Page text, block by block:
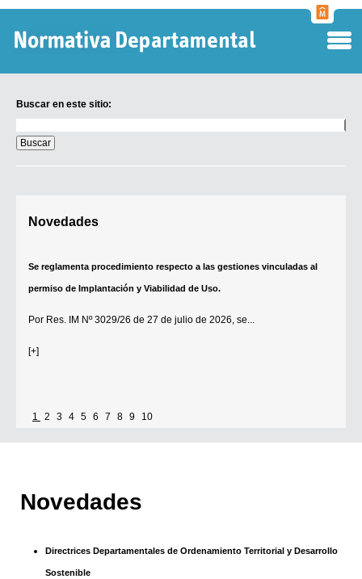
Buscar en este sitio:
en
este
sitio:
Novedades
Se reglamenta procedimiento respecto a las gestiones vinculadas al
permiso de Implantación y Viabilidad de Uso.
Por Res. IM Nº 3029/26 de 27 de julio de 2026, se...
[+]
1 2 3 4 5 6 7 8 9 10
Novedades
Directrices Departamentales de Ordenamiento Territorial y Desarrollo
Sostenible